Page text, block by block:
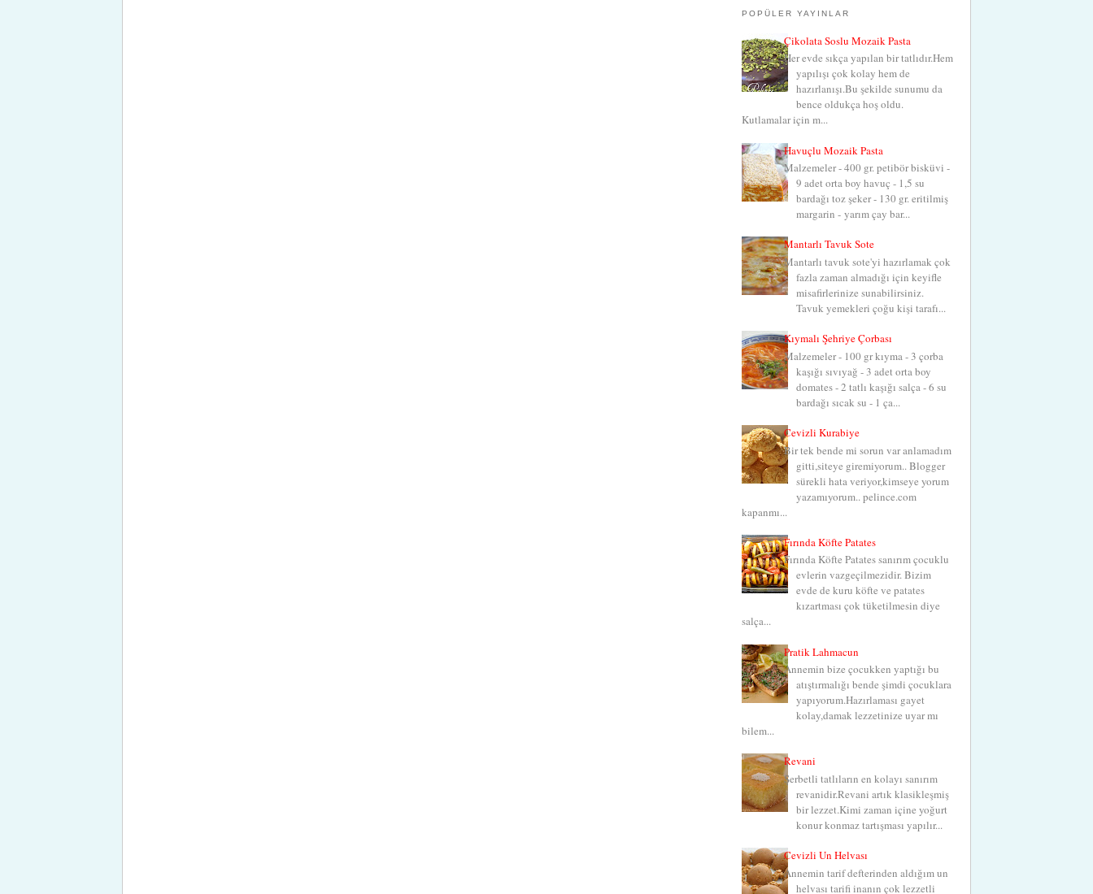
POPÜLER YAYINLAR
Çikolata Soslu Mozaik Pasta
Her evde sıkça yapılan bir tatlıdır.Hem
yapılışı çok kolay hem de
hazırlanışı.Bu şekilde sunumu da
bence oldukça hoş oldu.
Kutlamalar için m...
Havuçlu Mozaik Pasta
Malzemeler - 400 gr. petibör bisküvi -
9 adet orta boy havuç - 1,5 su
bardağı toz şeker - 130 gr. eritilmiş
margarin - yarım çay bar...
Mantarlı Tavuk Sote
Mantarlı tavuk sote'yi hazırlamak çok
fazla zaman almadığı için keyifle
misafirlerinize sunabilirsiniz.
Tavuk yemekleri çoğu kişi tarafı...
Kıymalı Şehriye Çorbası
Malzemeler - 100 gr kıyma - 3 çorba
kaşığı sıvıyağ - 3 adet orta boy
domates - 2 tatlı kaşığı salça - 6 su
bardağı sıcak su - 1 ça...
Cevizli Kurabiye
Bir tek bende mi sorun var anlamadım
gitti,siteye giremiyorum.. Blogger
sürekli hata veriyor,kimseye yorum
yazamıyorum.. pelince.com
kapanmı...
Fırında Köfte Patates
Fırında Köfte Patates sanırım çocuklu
evlerin vazgeçilmezidir. Bizim
evde de kuru köfte ve patates
kızartması çok tüketilmesin diye
salça...
Pratik Lahmacun
Annemin bize çocukken yaptığı bu
atıştırmalığı bende şimdi çocuklara
yapıyorum.Hazırlaması gayet
kolay,damak lezzetinize uyar mı
bilem...
Revani
Şerbetli tatlıların en kolayı sanırım
revanidir.Revani artık klasikleşmiş
bir lezzet.Kimi zaman içine yoğurt
konur konmaz tartışması yapılır...
Cevizli Un Helvası
Annemin tarif defterinden aldığım un
helvası tarifi inanın çok lezzetli